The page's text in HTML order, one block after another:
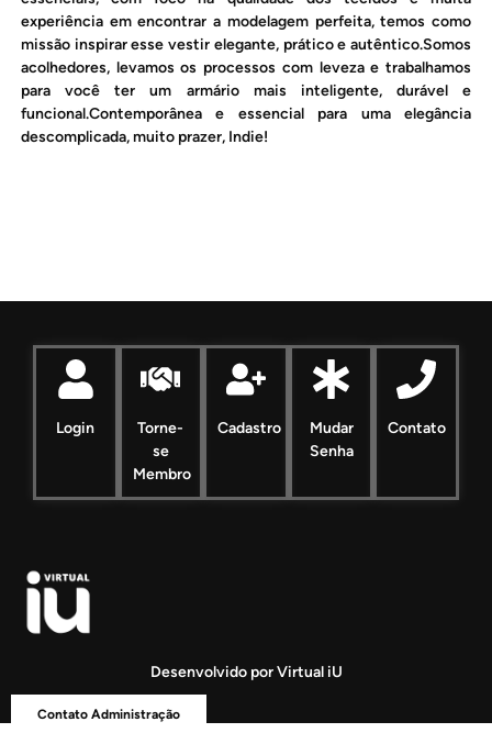
experiência em encontrar a modelagem perfeita, temos como
missão inspirar esse vestir elegante, prático e autêntico.Somos
acolhedores, levamos os processos com leveza e trabalhamos
para você ter um armário mais inteligente, durável e
funcional.Contemporânea e essencial para uma elegância
descomplicada, muito prazer, Indie!
Login
Torne-
se
Membro
Cadastro
Mudar
Senha
Contato
Desenvolvido por Virtual iU
Contato Administração